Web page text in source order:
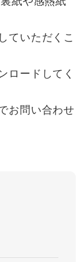
ていただくこ
ロードしてく
お問い合わせ